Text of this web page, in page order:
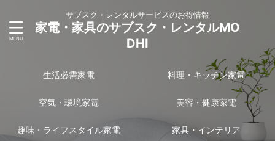
サブスク・レンタルサービスのお得情報
家電・家具のサブスク・レンタルMO
DHI
生活必需家電 料理・キッチン家電
空気・環境家電 美容・健康家電
趣味・ライフスタイル家電 家具・インテリア